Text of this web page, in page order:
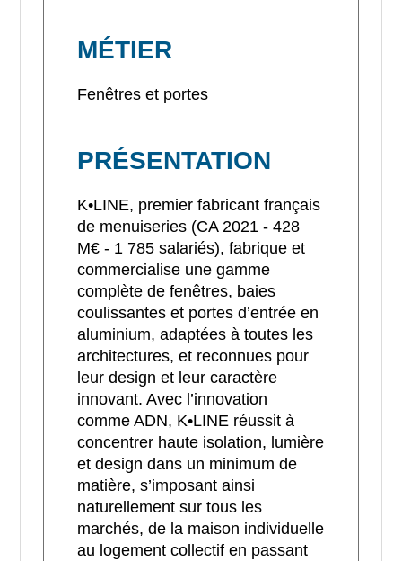
MÉTIER
Fenêtres et portes
PRÉSENTATION
K•LINE, premier fabricant français
de menuiseries (CA 2021 - 428
M€ - 1 785 salariés), fabrique et
commercialise une gamme
complète de fenêtres, baies
coulissantes et portes d’entrée en
aluminium, adaptées à toutes les
architectures, et reconnues pour
leur design et leur caractère
innovant. Avec l’innovation
comme ADN, K•LINE réussit à
concentrer haute isolation, lumière
et design dans un minimum de
matière, s’imposant ainsi
naturellement sur tous les
marchés, de la maison individuelle
au logement collectif en passant